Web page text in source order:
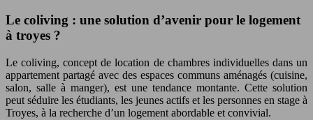
Le coliving : une solution d’avenir pour le logement
à troyes ?
Le coliving, concept de location de chambres individuelles dans un
appartement partagé avec des espaces communs aménagés (cuisine,
salon, salle à manger), est une tendance montante. Cette solution
peut séduire les étudiants, les jeunes actifs et les personnes en stage à
Troyes, à la recherche d’un logement abordable et convivial.